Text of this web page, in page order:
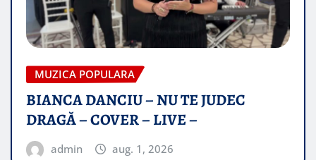
MUZICA POPULARA
BIANCA DANCIU – NU TE JUDEC
DRAGĂ – COVER – LIVE –
admin aug. 1, 2026